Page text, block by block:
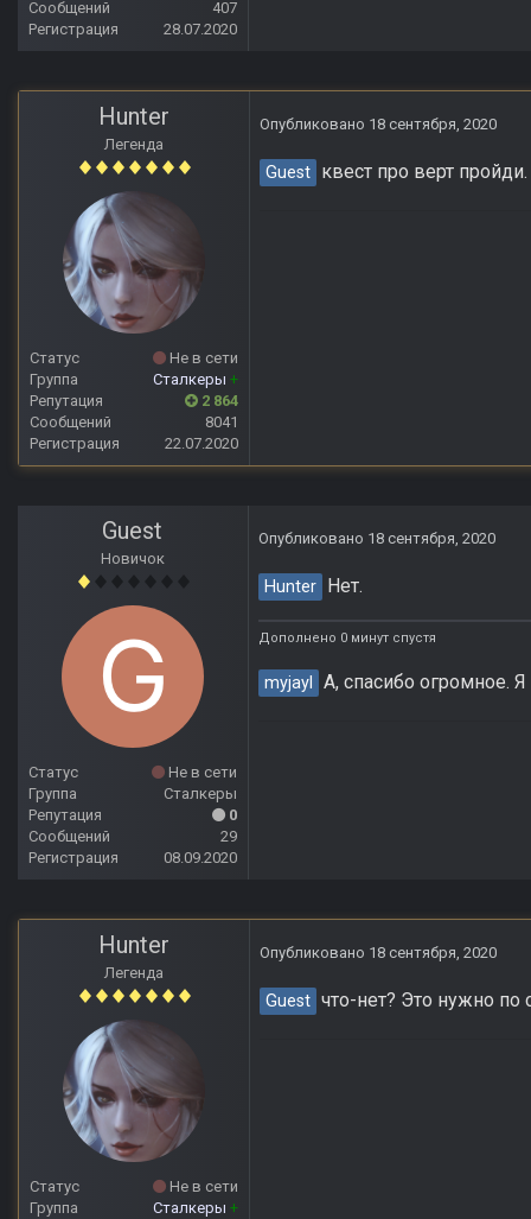
Сообщений
407
Регистрация
28.07.2020
Hunter
Легенда
Статус
Не в сети
Группа
Сталкеры +
Репутация
2 864
Сообщений
8041
Регистрация
22.07.2020
Опубликовано 18 сентября, 2020
Guest квест про верт пройди.
Guest
Новичок
Статус
Не в сети
Группа
Сталкеры
Репутация
0
Сообщений
29
Регистрация
08.09.2020
Опубликовано 18 сентября, 2020
Hunter Нет.
Дополнено 0 минут спустя
myjayl А, спасибо огромное.
Hunter
Легенда
Статус
Не в сети
Группа
Сталкеры +
Опубликовано 18 сентября, 2020
Guest что-нет? Это нужно по